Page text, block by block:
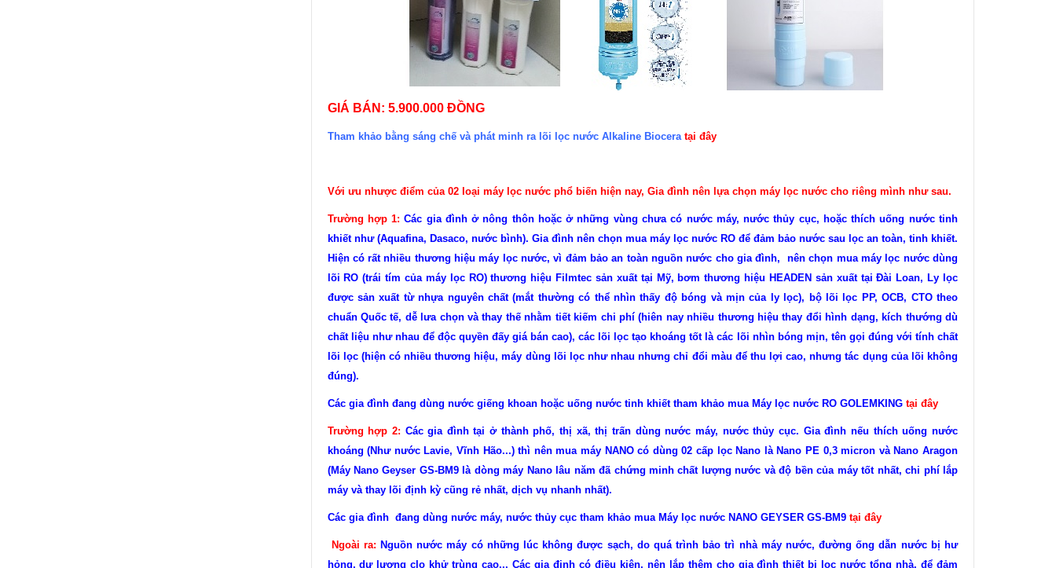
GIÁ BÁN: 5.900.000 ĐỒNG
Tham khảo bằng sáng chế và phát minh ra lõi lọc nước Alkaline Biocera tại đây
Với ưu nhược điểm của 02 loại máy lọc nước phổ biến hiện nay, Gia đình nên lựa chọn máy lọc nước cho riêng mình như sau.
Trường hợp 1: Các gia đình ở nông thôn hoặc ở những vùng chưa có nước máy, nước thủy cục, hoặc thích uống nước tinh
khiết như (Aquafina, Dasaco, nước bình). Gia đình nên chọn mua máy lọc nước RO để đảm bảo nước sau lọc an toàn, tinh khiết.
Hiện có rất nhiều thương hiệu máy lọc nước, vì đảm bảo an toàn nguồn nước cho gia đình, nên chọn mua máy lọc nước dùng
lõi RO (trái tím của máy lọc RO) thương hiệu Filmtec sản xuất tại Mỹ, bơm thương hiệu HEADEN sản xuất tại Đài Loan, Ly lọc
được sản xuất từ nhựa nguyên chất (mắt thường có thể nhìn thấy độ bóng và mịn của ly lọc), bộ lõi lọc PP, OCB, CTO theo
chuẩn Quốc tế, dễ lưa chọn và thay thế nhằm tiết kiếm chi phí (hiên nay nhiều thương hiệu thay đổi hình dạng, kích thướng dù
chất liệu như nhau để độc quyền đấy giá bán cao), các lõi lọc tạo khoáng tốt là các lõi nhìn bóng mịn, tên gọi đúng với tính chất
lõi lọc (hiện có nhiều thương hiệu, máy dùng lõi lọc như nhau nhưng chỉ đổi màu để thu lợi cao, nhưng tác dụng của lõi không
đúng).
Các gia đình đang dùng nước giếng khoan hoặc uống nước tinh khiết tham khảo mua Máy lọc nước RO GOLEMKING tại đây
Trường hợp 2: Các gia đình tại ở thành phố, thị xã, thị trấn dùng nước máy, nước thủy cục. Gia đình nếu thích uống nước
khoáng (Như nước Lavie, Vĩnh Hão...) thì nên mua máy NANO có dùng 02 cấp lọc Nano là Nano PE 0,3 micron và Nano Aragon
(Máy Nano Geyser GS-BM9 là dòng máy Nano lâu năm đã chứng minh chất lượng nước và độ bền của máy tốt nhất, chi phí lắp
máy và thay lõi định kỳ cũng rẻ nhất, dịch vụ nhanh nhất).
Các gia đình đang dùng nước máy, nước thủy cục tham khảo mua Máy lọc nước NANO GEYSER GS-BM9 tại đây
Ngoài ra: Nguồn nước máy có những lúc không được sạch, do quá trình bảo trì nhà máy nước, đường ống dẫn nước bị hư
hỏng, dự lượng clo khử trùng cao... Các gia đinh có điều kiện, nên lắp thêm cho gia đình thiết bị lọc nước tổng nhà, để đảm